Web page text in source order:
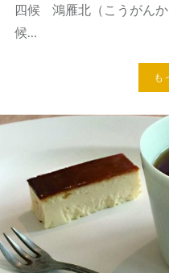
四候 鴻雁北（こうがん
候…
も